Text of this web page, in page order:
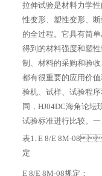
拉伸试验是材料力学性
性变形、塑性变形
的全过程。它具有简单
得到的材料强度和塑性性
制、材料的采购和
都有很重要的应用价
验机、试样、试
同，HJ04DC海角论
试验标准进行比较。一
表1. E 8/E 8M-
定
E 8/E 8M-08规定：